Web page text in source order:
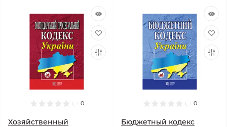
0
Хозяйственный
0
Бюджетный кодекс